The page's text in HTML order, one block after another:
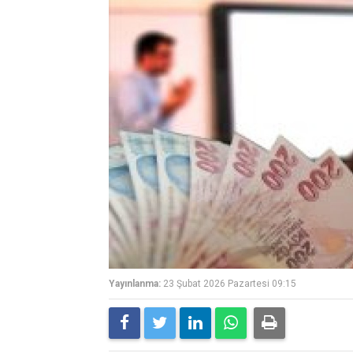
Yayınlanma: 23 Şubat 2026 Pazartesi 09:15